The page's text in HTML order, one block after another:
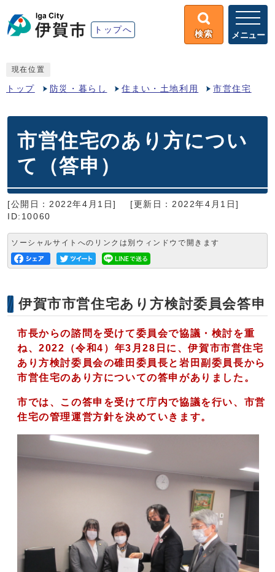
トップへ 検索 メニュー
現在位置
トップ 防災・暮らし 住まい・土地利用 市営住宅
市営住宅のあり方につい
て（答申）
[公開日：2022年4月1日]
[更新日：2022年4月1日]
ID:10060
ソーシャルサイトへのリンクは別ウィンドウで開きます
伊賀市市営住宅あり方検討委員会答申
市長からの諮問を受けて委員会で協議・検討を重
ね、2022（令和4）年3月28日に、伊賀市市営住宅
あり方検討委員会の碓田委員長と岩田副委員長から
市営住宅のあり方についての答申がありました。
市では、この答申を受けて庁内で協議を行い、市営
住宅の管理運営方針を決めていきます。